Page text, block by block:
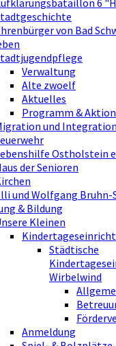
von Bad
Verwaltung
Alte zwoelf
Aktuelles
Programm &
und Integration
Ostholstein
der Senioren
und Wolfgang
& Bildung
Kleinen
Städtische
Wirbelwind
Anmeldung